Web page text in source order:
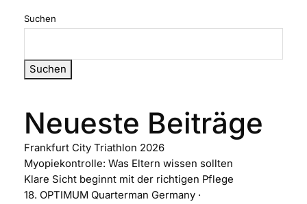
Suchen
Suchen
Neueste Beiträge
Frankfurt City Triathlon 2026
Myopiekontrolle: Was Eltern wissen sollten
Klare Sicht beginnt mit der richtigen Pflege
18. OPTIMUM Quarterman Germany ·